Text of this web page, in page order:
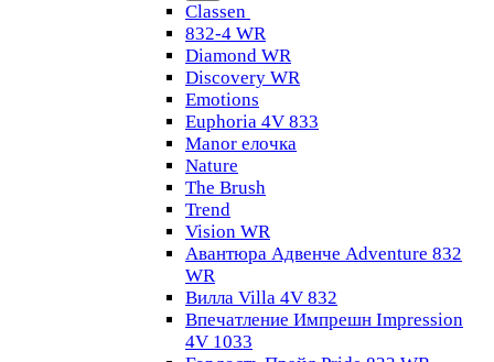
Classen
832-4 WR
Diamond WR
Discovery WR
Emotions
Euphoria 4V 833
Manor елочка
Nature
The Brush
Trend
Vision WR
Авантюра Адвенче Adventure 832
WR
Вилла Villa 4V 832
Впечатление Импрешн Impression
4V 1033